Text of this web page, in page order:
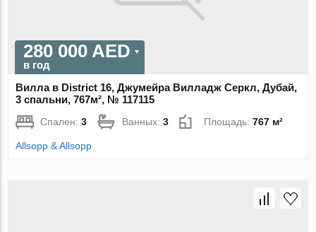
280 000 AED
в год
Вилла в District 16, Джумейра Вилладж Серкл, Дубай,
3 спальни, 767м², № 117115
Спален:3 Ванных:3 Площадь:767 м²
Allsopp & Allsopp